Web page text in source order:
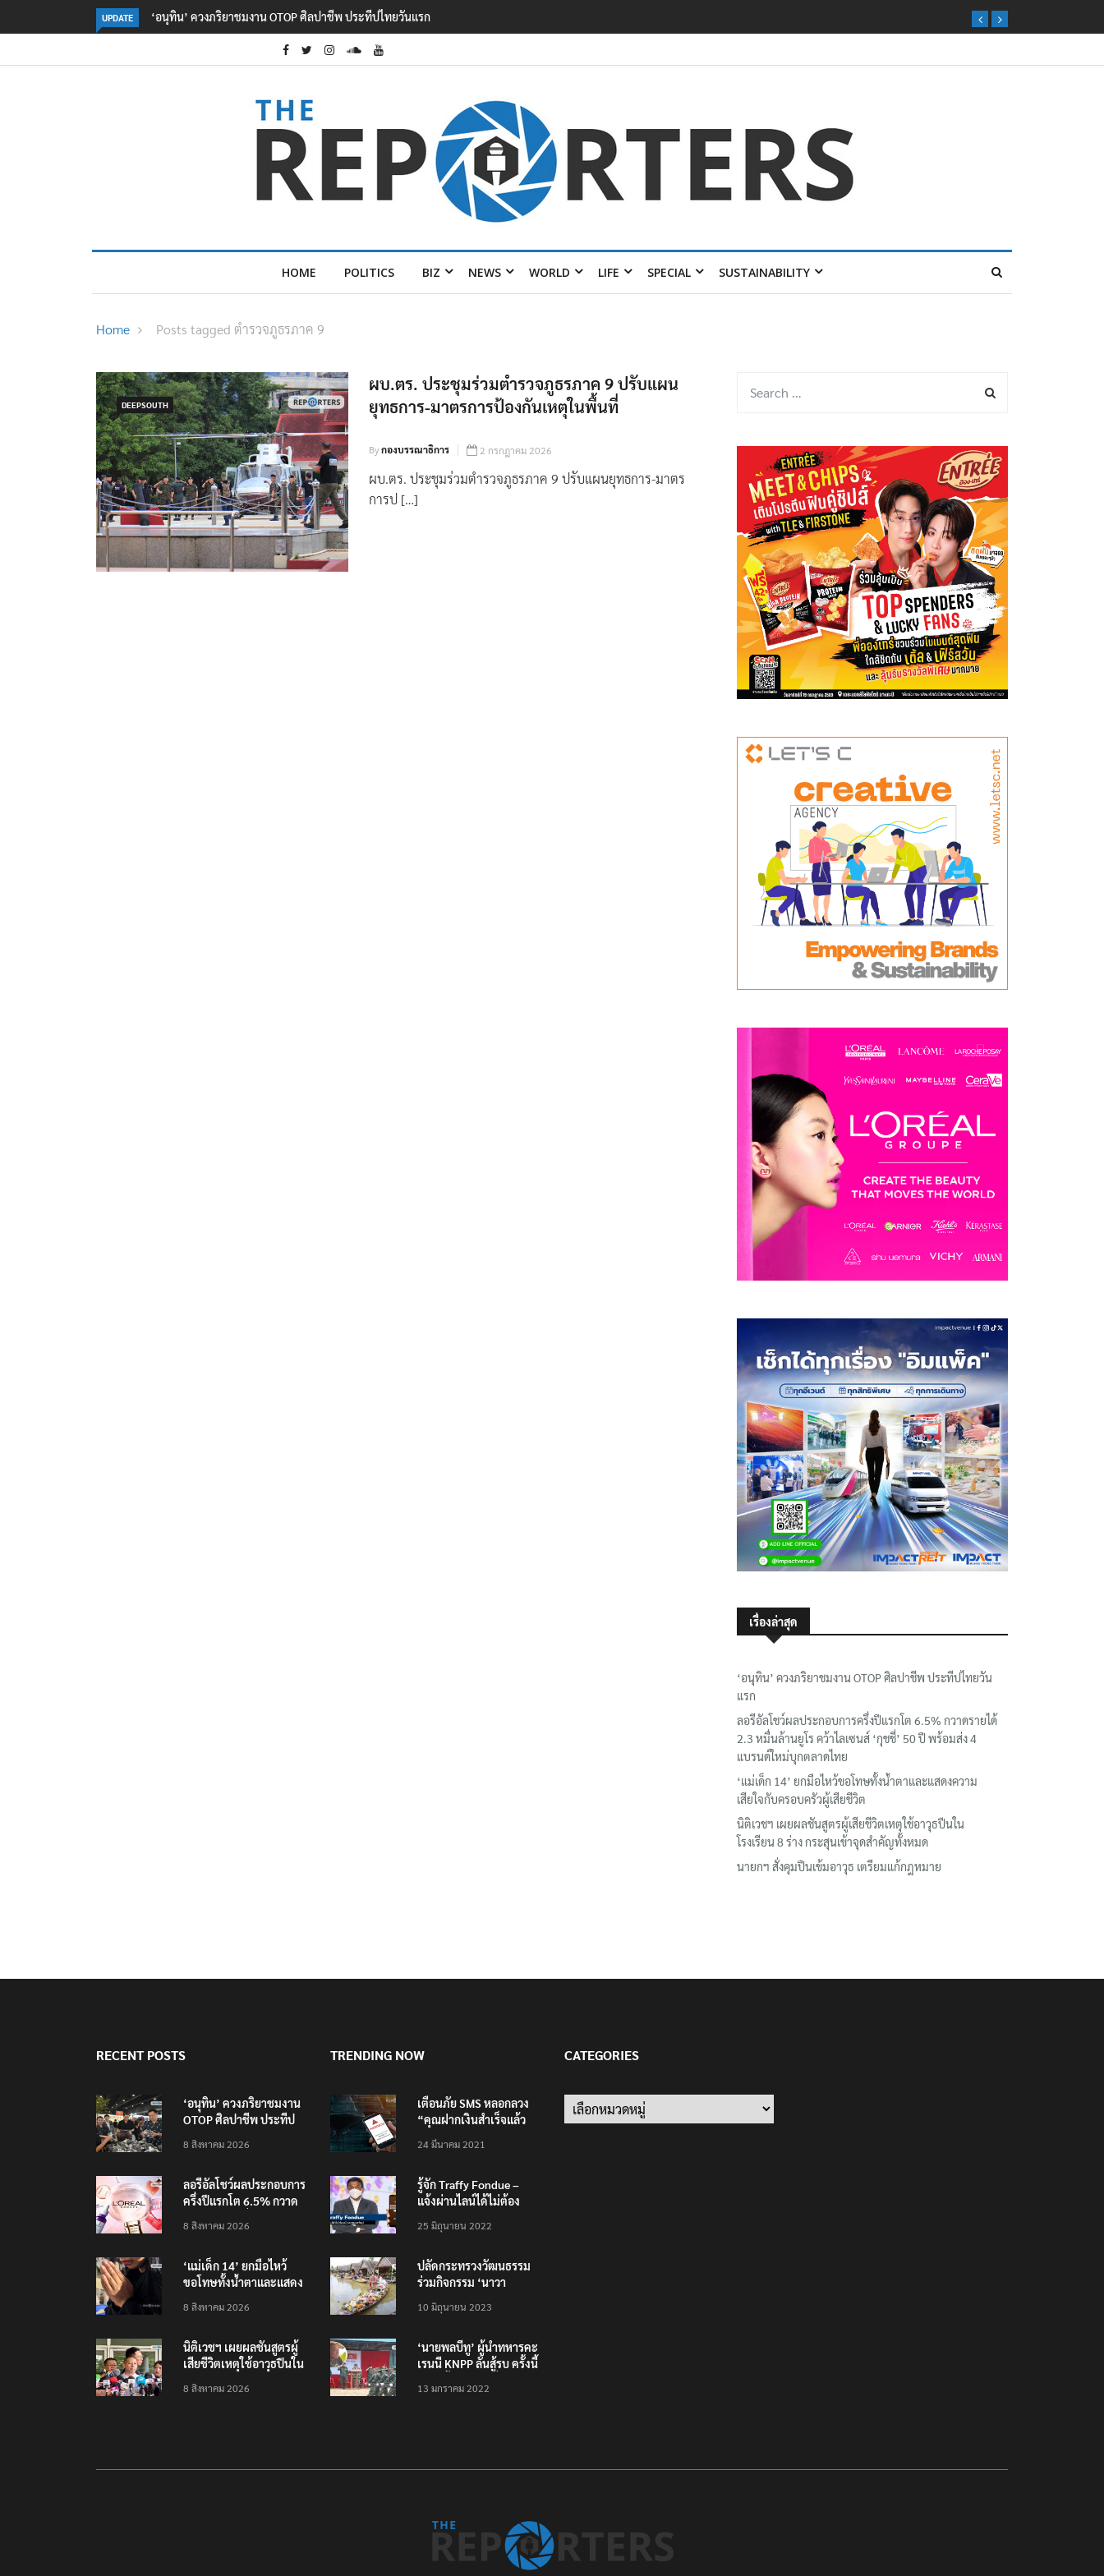
UPDATE
าน OTOP ศิลปาชีพ ประทีปไทยวันแรกลอรีอัลโชว์ผลประกอบการครึ่งปีแรกโต 6.5% กวาดรายได้
2.3 หมื่นล้านยูโร คว้าไลเซนส์ ‘กุชชี่’ 50 ปี พร้อมส่ง 4 แบรนด์
HOME POLITICS BIZ NEWS WORLD LIFE SPECIAL SUSTAINABILITY
Home Posts tagged ตำรวจภูธรภาค 9
DEEPSOUTH
ผบ.ตร. ประชุมร่วมตำรวจภูธรภาค 9 ปรับแผน
ยุทธการ-มาตรการป้องกันเหตุในพื้นที่
Byกองบรรณาธิการ 2 กรกฎาคม 2026
ผบ.ตร. ประชุมร่วมตำรวจภูธรภาค 9 ปรับแผนยุทธการ-มาตร
การป […]
เรื่องล่าสุด
‘อนุทิน’ ควงภริยาชมงาน OTOP ศิลปาชีพ ประทีปไทยวัน
แรก
ลอรีอัลโชว์ผลประกอบการครึ่งปีแรกโต 6.5% กวาดรายได้
2.3 หมื่นล้านยูโร คว้าไลเซนส์ ‘กุชชี่’ 50 ปี พร้อมส่ง 4
แบรนด์ใหม่บุกตลาดไทย
‘แม่เด็ก 14’ ยกมือไหว้ขอโทษทั้งน้ำตาและแสดงความ
เสียใจกับครอบครัวผู้เสียชีวิต
นิติเวชฯ เผยผลชันสูตรผู้เสียชีวิตเหตุใช้อาวุธปืนใน
โรงเรียน 8 ร่าง กระสุนเข้าจุดสำคัญทั้งหมด
นายกฯ สั่งคุมปืนเข้มอาวุธ เตรียมแก้กฎหมาย
RECENT POSTS
‘อนุทิน’ ควงภริยาชมงาน
OTOP ศิลปาชีพ ประทีป
8 สิงหาคม 2026
ลอรีอัลโชว์ผลประกอบการ
ครึ่งปีแรกโต 6.5% กวาด
คว้าไลเซนส์ ‘กุชชี่’ 50 ปี
ตลาดไทย
8 สิงหาคม 2026
‘แม่เด็ก 14’ ยกมือไหว้
ขอโทษทั้งน้ำตาและแสดง
เสียชีวิต
8 สิงหาคม 2026
นิติเวชฯ เผยผลชันสูตรผู้
เสียชีวิตเหตุใช้อาวุธปืนใน
จุดสำคัญทั้งหมด
8 สิงหาคม 2026
TRENDING NOW
เตือนภัย SMS หลอกลวง
“คุณฝากเงินสำเร็จแล้ว
200,000 บาท”
24 มีนาคม 2021
รู้จัก Traffy Fondue –
แจ้งผ่านไลน์ได้ไม่ต้อง
ทั่วไทย ไม่ใช่แค่ในกรุง
25 มิถุนายน 2022
ปลัดกระทรวงวัฒนธรรม
ร่วมกิจกรรม ‘นาวา
ตักบาตรทางน้ำ
10 มิถุนายน 2023
‘นายพลบีทู’ ผู้นำทหารคะ
เรนนี KNPP ลั่นสู้รบ ครั้งนี้
ประชาชนต้องชนะ
13 มกราคม 2022
CATEGORIES
Categories